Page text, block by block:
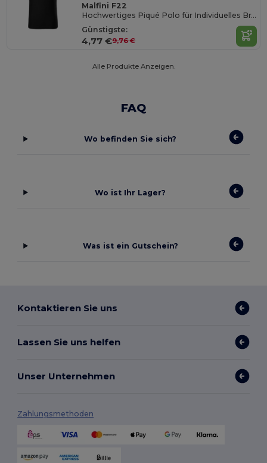
Malfini F22
Hochwertiges Piqué Polo für Individuelles Branding
Günstigste:
4,77 €9,76 €
Alle Produkte Anzeigen.
FAQ
Wo befinden Sie sich?
Wo ist Ihr Lager?
Was ist ein Gutschein?
Kontaktieren Sie uns
Lassen Sie uns helfen
Unser Unternehmen
Zahlungsmethoden